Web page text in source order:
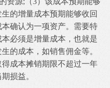
的增量成本预期能够收回
确认为一项资产。需要特
必须是增量成本，也就是
的成本，如销售佣金等。
成本摊销期限不超过一年
损益。